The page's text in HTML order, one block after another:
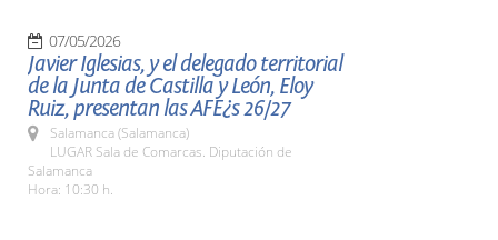
07/05/2026
Javier Iglesias, y el delegado territorial
de la Junta de Castilla y León, Eloy
Ruiz, presentan las AFE¿s 26/27
Salamanca (Salamanca)
LUGAR Sala de Comarcas. Diputación de
Salamanca
Hora: 10:30 h.